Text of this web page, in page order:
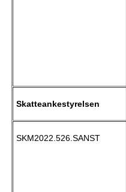
Skatteankestyrelsen
SKM2022.526.SANST